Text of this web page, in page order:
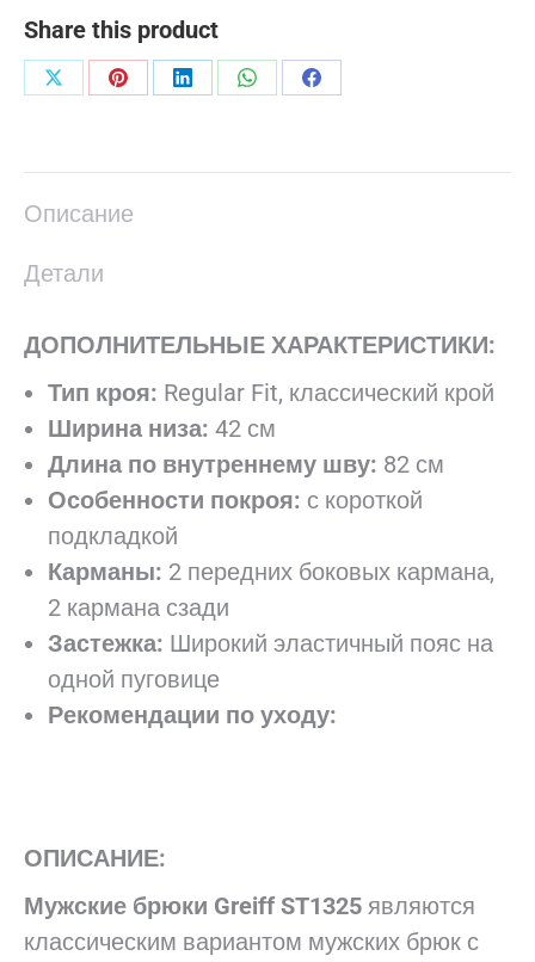
Share this product
ПоделитьсяПоделитьсяПоделитьсяПоделитьсяПоделиться
Описание
Детали
ДОПОЛНИТЕЛЬНЫЕ ХАРАКТЕРИСТИКИ:
Тип кроя: Regular Fit, классический крой
Ширина низа: 42 см
Длина по внутреннему шву: 82 см
Особенности покроя: с короткой
подкладкой
Карманы: 2 передних боковых кармана,
2 кармана сзади
Застежка: Широкий эластичный пояс на
одной пуговице
Рекомендации по уходу:
ОПИСАНИЕ:
Мужские брюки Greiff ST1325 являются
классическим вариантом мужских брюк с